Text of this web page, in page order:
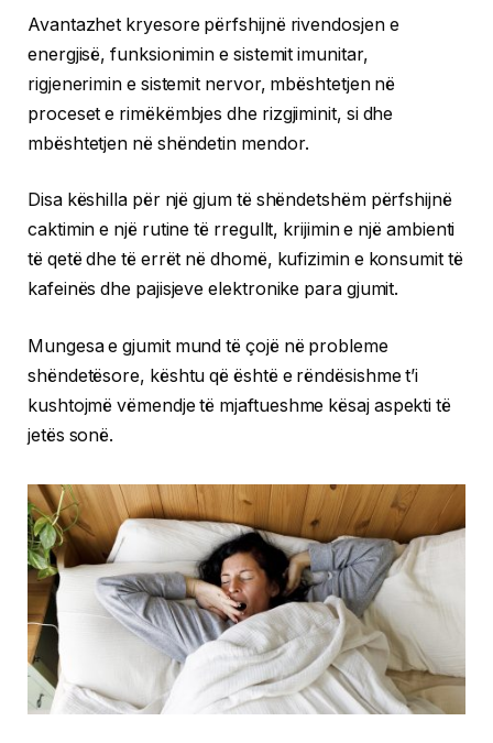
Avantazhet kryesore përfshijnë rivendosjen e
energjisë, funksionimin e sistemit imunitar,
rigjenerimin e sistemit nervor, mbështetjen në
proceset e rimëkëmbjes dhe rizgjiminit, si dhe
mbështetjen në shëndetin mendor.
Disa këshilla për një gjum të shëndetshëm përfshijnë
caktimin e një rutine të rregullt, krijimin e një ambienti
të qetë dhe të errët në dhomë, kufizimin e konsumit të
kafeinës dhe pajisjeve elektronike para gjumit.
Mungesa e gjumit mund të çojë në probleme
shëndetësore, kështu që është e rëndësishme t’i
kushtojmë vëmendje të mjaftueshme kësaj aspekti të
jetës sonë.